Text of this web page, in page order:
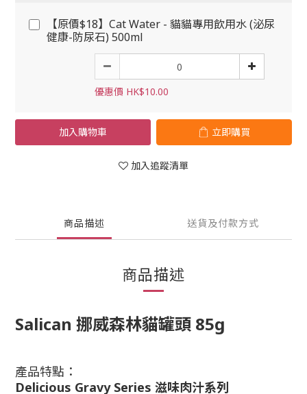
【原價$18】Cat Water - 貓貓專用飲用水 (泌尿
健康-防尿石) 500ml
優惠價 HK$10.00
加入購物車 立即購買
加入追蹤清單
商品描述 送貨及付款方式
商品描述
Salican 挪威森林貓罐頭 85g
產品特點：
Delicious Gravy Series 滋味肉汁系列